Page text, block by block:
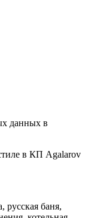
данных в
в КП Agalarov
русская баня,